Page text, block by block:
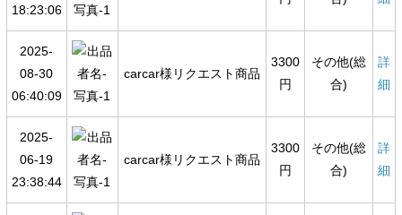
18:23:06
2025-
08-30
06:40:09
carcar様リクエスト商品
3300
円
その他(総
合)
詳
細
2025-
06-19
23:38:44
carcar様リクエスト商品
3300
円
その他(総
合)
詳
細